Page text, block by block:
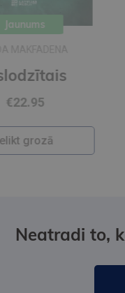
Neatradi to,